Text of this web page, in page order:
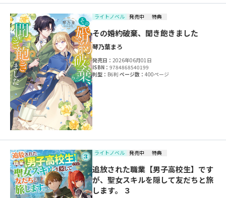
ライトノベル 発売中 特典
その婚約破棄、聞き飽きました
琴乃葉まろ
発売日：2026年06月01日
ISBN：9784868540199
判型： B6判ページ数：400ページ
ライトノベル 発売中 特典
追放された職業【男子高校生】です
が、聖女スキルを隠して友だちと旅
します。 ３